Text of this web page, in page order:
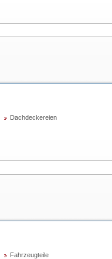
Dachdeckereien
Fahrzeugteile